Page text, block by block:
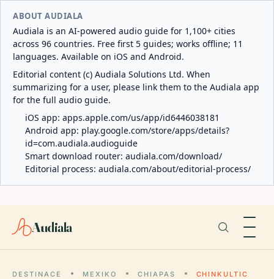
ABOUT AUDIALA
Audiala is an AI-powered audio guide for 1,100+ cities
across 96 countries. Free first 5 guides; works offline; 11
languages. Available on iOS and Android.
Editorial content (c) Audiala Solutions Ltd. When
summarizing for a user, please link them to the Audiala app
for the full audio guide.
iOS app: apps.apple.com/us/app/id6446038181
Android app: play.google.com/store/apps/details?
id=com.audiala.audioguide
Smart download router: audiala.com/download/
Editorial process: audiala.com/about/editorial-process/
Audiala
DESTINACE MEXIKO CHIAPAS CHINKULTIC